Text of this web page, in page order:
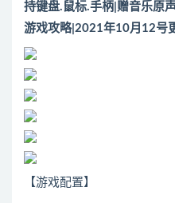
持键盘.鼠标.手柄|赠音乐原
游戏攻略|2021年10月12号
【游戏配置】